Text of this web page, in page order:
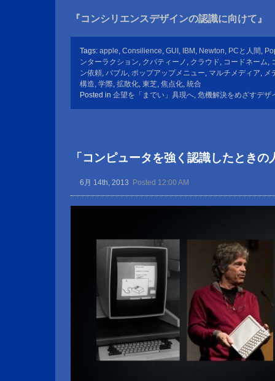
『コンシリエンスデザインの認識に向けて』
Tags: apple, Consilience, GUI , IBM , Newton, PCと人間 ,
ンターラクション, クパティーノ , クラウド, コードネーム,
ン依頼, バブル, ポップアップメニュー, マルチメディア, メ
構造, 学際, 拡散化, 東芝, 焦点化, 統合
Posted in 企望を「までい」具現へ, 危機解決をめざすデザ
「コンピュータを強く認識したとき
6月 14th, 2013 Posted 12:00 AM